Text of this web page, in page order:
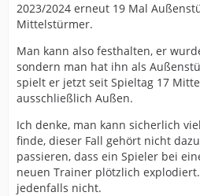
2023/2024 erneut 19 Mal
Mittelstürmer.
Man kann also festhalten, er
sondern man hat ihn als
spielt er jetzt seit Spieltag 17
ausschließlich Außen.
Ich denke, man kann sicherlich
finde, dieser Fall gehört nicht
passieren, dass ein Spieler bei
neuen Trainer plötzlich
jedenfalls nicht.